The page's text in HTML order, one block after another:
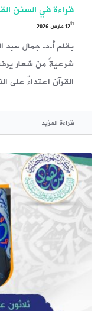
قراءة في السنن
12th مارس 2026
بقلم أ.د. جمال عبد
شرعيةً من شعار
القرآن اعتداءٌ على
قراءة المزيد